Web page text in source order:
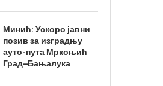
Минић: Ускоро јавни
позив за изградњу
ауто-пута Мркоњић
Град–Бањалука